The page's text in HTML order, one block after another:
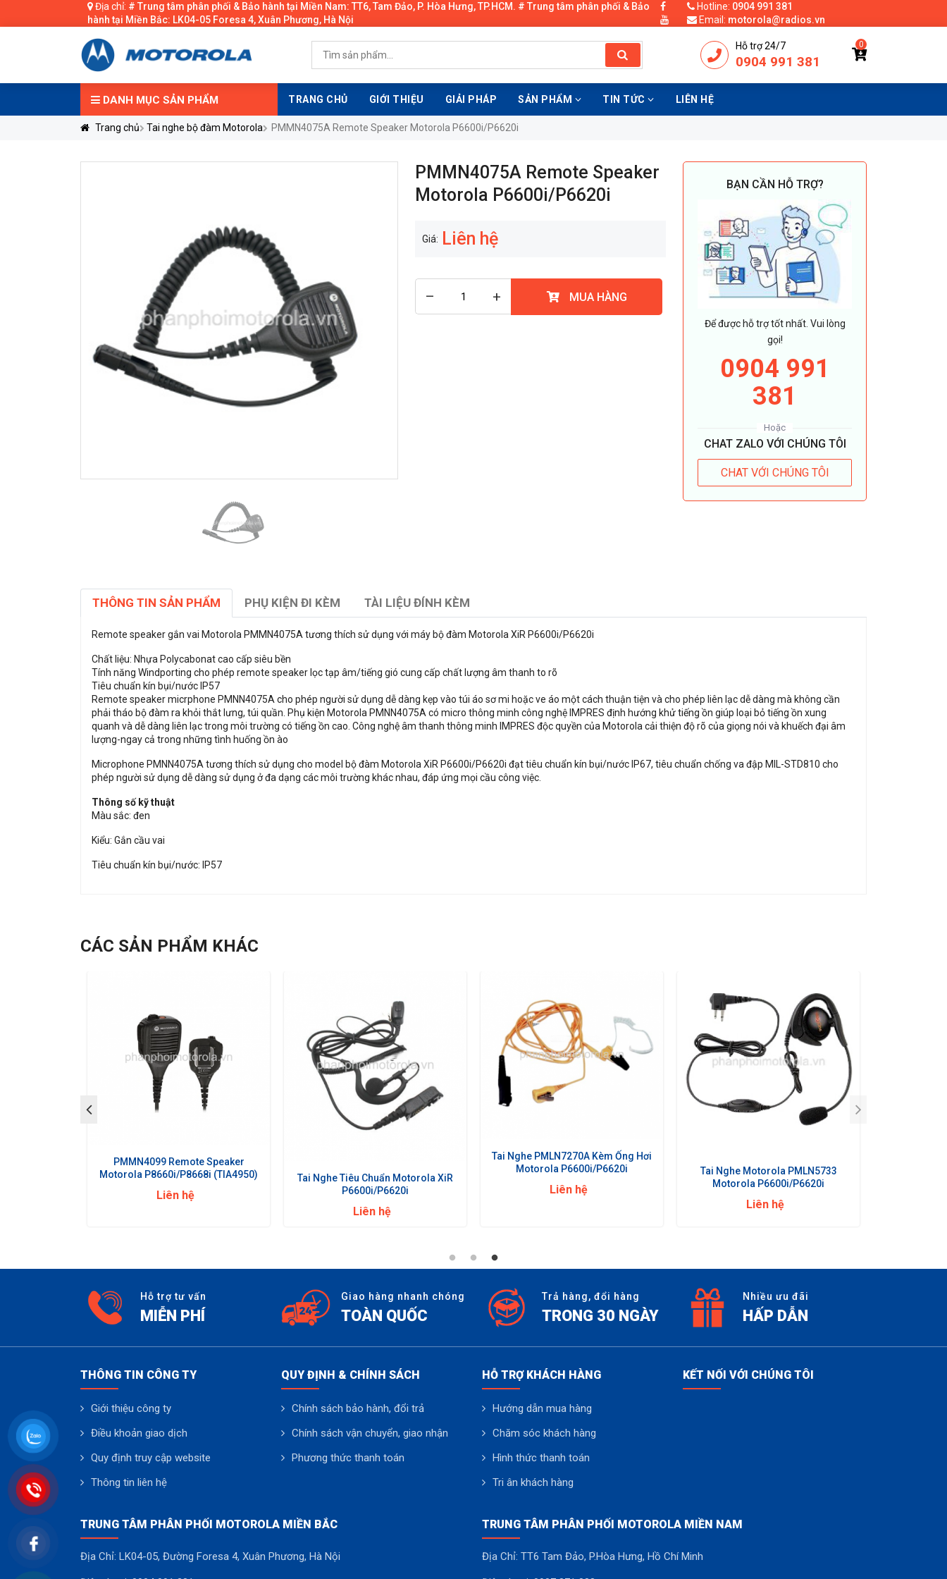
Địa chỉ: # Trung tâm phân phối & Bảo hành tại Miền Nam: TT6, Tam Đảo, P. Hòa Hưng, TP.HCM. # Trung tâm phân phối & Bảo
hành tại Miền Bắc: LK04-05 Foresa 4, Xuân Phương, Hà Nội
Hotline: 0904 991 381
Email: motorola@radios.vn
Hỗ trợ 24/7
0904 991 381
0
DANH MỤC SẢN PHẨM TRANG CHỦ GIỚI THIỆU GIẢI PHÁP SẢN PHẨM TIN TỨC LIÊN HỆ
Trang chủ Tai nghe bộ đàm Motorola PMMN4075A Remote Speaker Motorola P6600i/P6620i
PMMN4075A Remote Speaker
Motorola P6600i/P6620i
Giá: Liên hệ
– + MUA HÀNG
BẠN CẦN HỖ TRỢ?
Để được hỗ trợ tốt nhất. Vui lòng
gọi!
0904 991
381
Hoặc
CHAT ZALO VỚI CHÚNG TÔI
CHAT VỚI CHÚNG TÔI
THÔNG TIN SẢN PHẨM PHỤ KIỆN ĐI KÈM TÀI LIỆU ĐÍNH KÈM
Remote speaker gắn vai Motorola PMMN4075A tương thích sử dụng với máy bộ đàm Motorola XiR P6600i/P6620i
Chất liệu: Nhựa Polycabonat cao cấp siêu bền
Tính năng Windporting cho phép remote speaker lọc tạp âm/tiếng gió cung cấp chất lượng âm thanh to rõ
Tiêu chuẩn kín bụi/nước IP57
Remote speaker micrphone PMNN4075A cho phép người sử dụng dễ dàng kẹp vào túi áo sơ mi hoặc ve áo một cách thuận tiện và cho phép liên lạc dễ dàng mà không cần
phải tháo bộ đàm ra khỏi thắt lưng, túi quần. Phụ kiện Motorola PMNN4075A có micro thông minh công nghệ IMPRES định hướng khử tiếng ồn giúp loại bỏ tiếng ồn xung
quanh và dễ dàng liên lạc trong môi trường có tiếng ồn cao. Công nghệ âm thanh thông minh IMPRES độc quyền của Motorola cải thiện độ rõ của giọng nói và khuếch đại âm
lượng-ngay cả trong những tình huống ồn ào
Microphone PMNN4075A tương thích sử dụng cho model bộ đàm Motorola XiR P6600i/P6620i đạt tiêu chuẩn kín bụi/nước IP67, tiêu chuẩn chống va đập MIL-STD810 cho
phép người sử dụng dễ dàng sử dụng ở đa dạng các môi trường khác nhau, đáp ứng mọi cầu công việc.
Thông số kỹ thuật
Màu sắc: đen
Kiểu: Gắn cầu vai
Tiêu chuẩn kín bụi/nước: IP57
CÁC SẢN PHẨM KHÁC
PMMN4099 Remote Speaker
Motorola P8660i/P8668i (TIA4950)
Liên hệ
Tai Nghe Tiêu Chuẩn Motorola XiR
P6600i/P6620i
Liên hệ
Tai Nghe PMLN7270A Kèm Ống Hơi
Motorola P6600i/P6620i
Liên hệ
Tai Nghe Motorola PMLN5733
Motorola P6600i/P6620i
Liên hệ
Hỗ trợ tư vấn
MIỄN PHÍ
Giao hàng nhanh chóng
TOÀN QUỐC
Trả hàng, đổi hàng
TRONG 30 NGÀY
Nhiều ưu đãi
HẤP DẪN
THÔNG TIN CÔNG TY
Giới thiệu công ty
Điều khoản giao dịch
Quy định truy cập website
Thông tin liên hệ
QUY ĐỊNH & CHÍNH SÁCH
Chính sách bảo hành, đổi trả
Chính sách vận chuyển, giao nhận
Phương thức thanh toán
HỖ TRỢ KHÁCH HÀNG
Hướng dẫn mua hàng
Chăm sóc khách hàng
Hình thức thanh toán
Tri ân khách hàng
KẾT NỐI VỚI CHÚNG TÔI
TRUNG TÂM PHÂN PHỐI MOTOROLA MIỀN BẮC
Địa Chỉ: LK04-05, Đường Foresa 4, Xuân Phương, Hà Nội
TRUNG TÂM PHÂN PHỐI MOTOROLA MIỀN NAM
Địa Chỉ: TT6 Tam Đảo, P.Hòa Hưng, Hồ Chí Minh